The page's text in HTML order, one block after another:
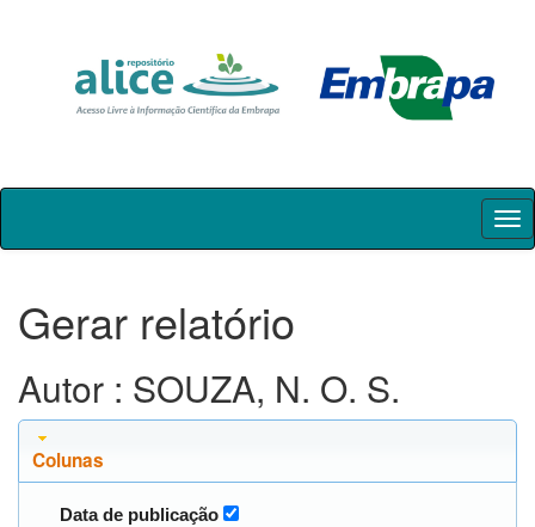
Skip
Gerar relatório
Autor : SOUZA, N. O. S.
Colunas
Data de publicação